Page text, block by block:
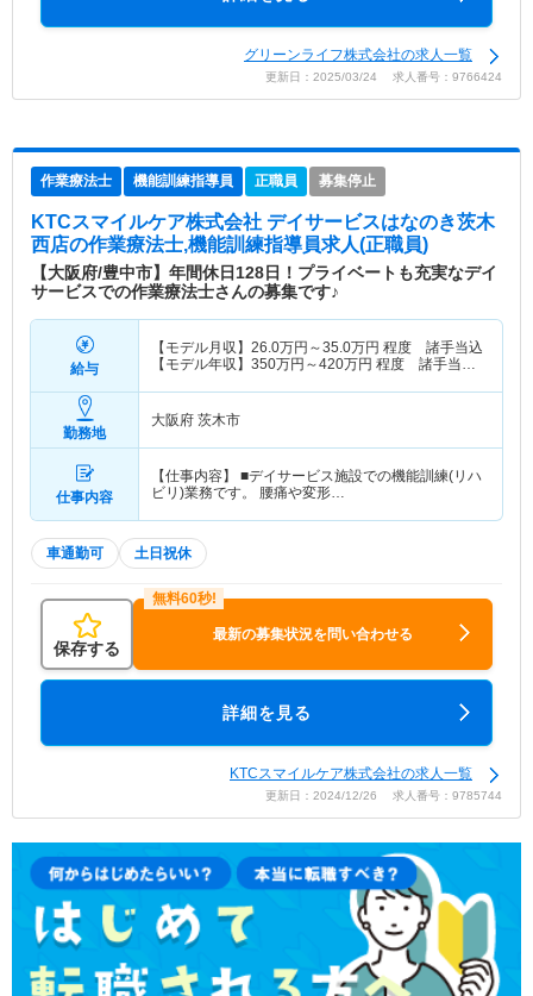
グリーンライフ株式会社の求人一覧
更新日：2025/03/24 求人番号：9766424
作業療法士 機能訓練指導員 正職員 募集停止
KTCスマイルケア株式会社 デイサービスはなのき茨木
西店の作業療法士,機能訓練指導員求人(正職員)
【大阪府/豊中市】年間休日128日！プライベートも充実なデイ
サービスでの作業療法士さんの募集です♪
給与
【モデル月収】 26.0万円～35.0万円 程度 諸手当込
【モデル年収】 350万円～420万円 程度 諸手当
勤務地
大阪府 茨木市
仕事内容
【仕事内容】 ■デイサービス施設での機能訓練(リハ
ビリ)業務です。 腰痛や変形…
車通勤可 土日祝休
保存する
最新の募集状況を問い合わせる
詳細を見る
KTCスマイルケア株式会社の求人一覧
更新日：2024/12/26 求人番号：9785744